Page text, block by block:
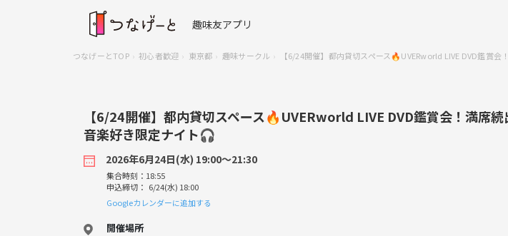
趣味友アプリ
つなげーとTOP 初心者歓迎 東京都 趣味サークル 【6/24開催】都内貸切スペース🔥UVERworld LIVE DVD鑑賞
【6/24開催】都内貸切スペース🔥UVERworld LIVE DVD鑑賞会！満席続
音楽好き限定ナイト🎧
2026年6月24日(水) 19:00〜21:30
集合時刻：18:55
申込締切： 6/24(水) 18:00
Googleカレンダーに追加する
開催場所